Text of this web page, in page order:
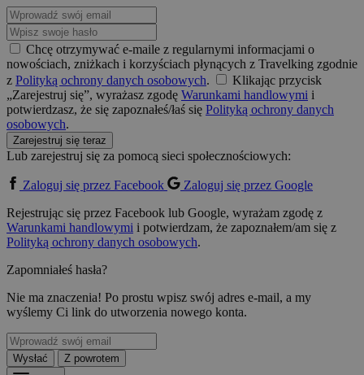
Chcę otrzymywać e-maile z regularnymi informacjami o
nowościach, zniżkach i korzyściach płynących z Travelking zgodnie
z Polityką ochrony danych osobowych.
Klikając przycisk
„Zarejestruj się”, wyrażasz zgodę Warunkami handlowymi i
potwierdzasz, że się zapoznałeś/łaś się Polityką ochrony danych
osobowych.
Zarejestruj się teraz
Lub zarejestruj się za pomocą sieci społecznościowych:
Zaloguj się przez Facebook
Zaloguj się przez Google
Rejestrując się przez Facebook lub Google, wyrażam zgodę z
Warunkami handlowymi i potwierdzam, że zapoznałem/am się z
Polityką ochrony danych osobowych.
Zapomniałeś hasła?
Nie ma znaczenia! Po prostu wpisz swój adres e-mail, a my
wyślemy Ci link do utworzenia nowego konta.
Wysłać
Z powrotem